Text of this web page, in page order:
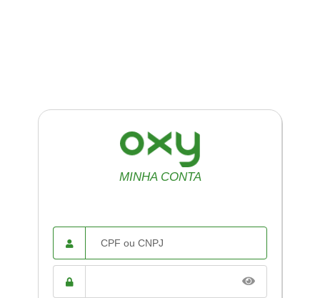
MINHA CONTA
CPF ou
CNPJ